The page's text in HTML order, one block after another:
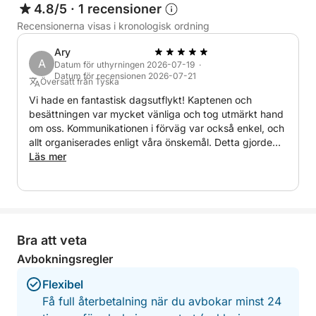
längs Cyperns mest pittoreska kustlinje är denna 4-
timmarskryssning perfekt för dig som vill njuta av
havet utan att förbinda dig till en heldag. Det är ett
naturskönt, avkopplande och luftigt sätt att upptäcka
Paphos kustmagi.
4.8/5 · 1 recensioner
Recensionerna visas i kronologisk ordning
A
Ary
Datum för uthyrningen 2026-07-19 ·
Datum för recensionen 2026-07-21
Översatt från Tyska
Vi hade en fantastisk dagsutflykt! Kaptenen och
besättningen var mycket vänliga och tog utmärkt hand
om oss. Kommunikationen i förväg var också enkel, och
allt organiserades enligt våra önskemål. Detta gjorde
att vi kunde tillbringa en avkopplande dag med
Läs mer
Bra att veta
Avbokningsregler
Flexibel
Få full återbetalning när du avbokar minst 24